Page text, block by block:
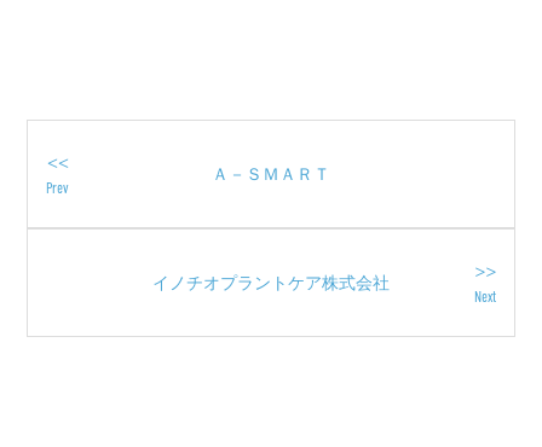
<<
Prev
Ａ－ＳＭＡＲＴ
>>
Next
イノチオプラントケア株式会社